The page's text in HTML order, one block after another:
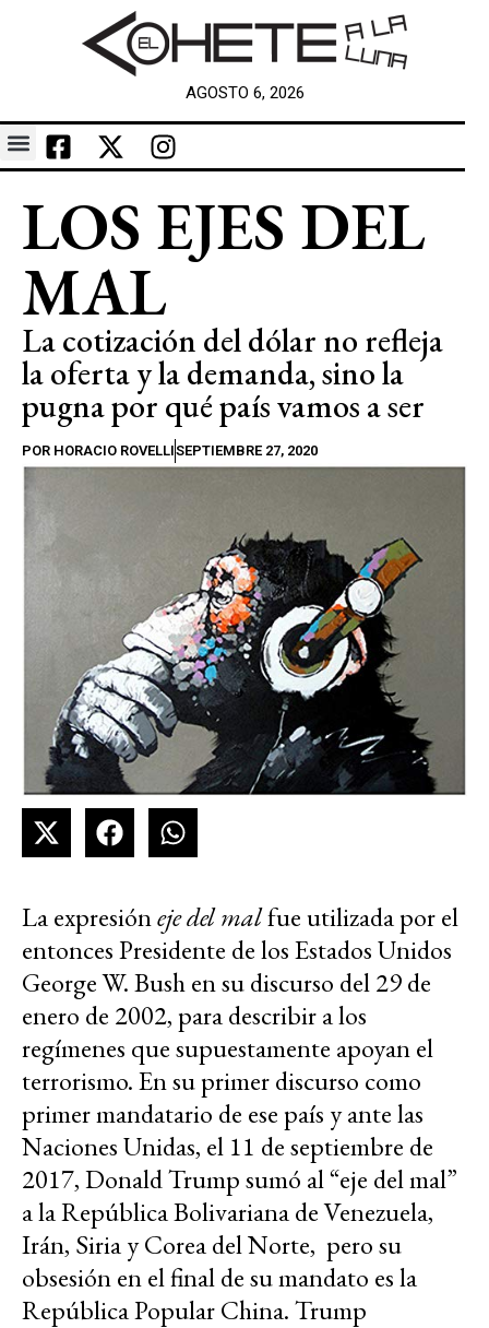
AGOSTO 6, 2026
LOS EJES DEL
MAL
La cotización del dólar no refleja
la oferta y la demanda, sino la
pugna por qué país vamos a ser
POR HORACIO ROVELLISEPTIEMBRE 27, 2020
La expresióneje del malfue utilizada por el
entonces Presidente de los Estados Unidos
George W. Bush​ en su discurso del 29 de
enero de 2002, para describir a los
regímenes que supuestamente apoyan el
terrorismo. En su primer discurso como
primer mandatario de ese país y ante las
Naciones Unidas, el 11 de septiembre de
2017, Donald Trump sumó al “eje del mal”
a la República Bolivariana de Venezuela,
Irán, Siria y Corea del Norte, pero su
obsesión en el final de su mandato es la
República Popular China. Trump